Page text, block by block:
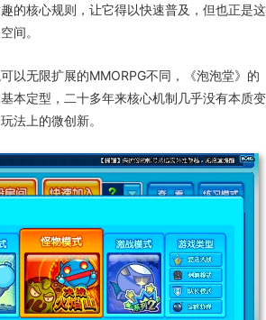
的核心规则，让它得以快速普及，但也正是这
间。
以无限扩展的MMORPG不同，《泡泡堂》的
本定型，二十多年来核心机制几乎没有本质变
法上的微创新。